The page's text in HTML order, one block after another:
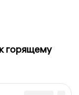
горящему